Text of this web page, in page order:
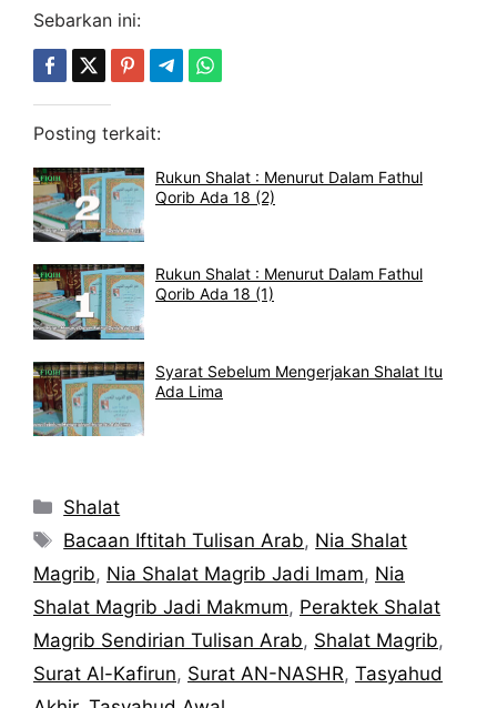
Sebarkan ini:
Posting terkait:
Rukun Shalat : Menurut Dalam Fathul
Qorib Ada 18 (2)
Rukun Shalat : Menurut Dalam Fathul
Qorib Ada 18 (1)
Syarat Sebelum Mengerjakan Shalat Itu
Ada Lima
Kategori
Shalat
Tag
Bacaan Iftitah Tulisan Arab, Nia Shalat
Magrib, Nia Shalat Magrib Jadi Imam, Nia
Shalat Magrib Jadi Makmum, Peraktek Shalat
Magrib Sendirian Tulisan Arab, Shalat Magrib,
Surat Al-Kafirun, Surat AN-NASHR, Tasyahud